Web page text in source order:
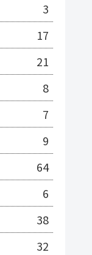
3
17
21
8
7
9
64
6
38
32